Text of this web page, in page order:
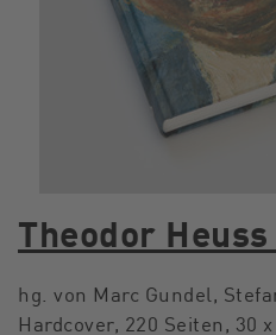
Theodor
hg. von Marc Gundel,
Hardcover, 220 Seiten, 30